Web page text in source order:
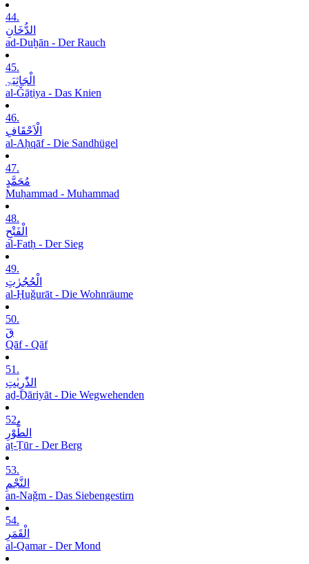
44.
الدُّخَانِ
ad-Duḫān - Der Rauch
45.
الْجَاثِیَۃِ
al-Ǧāṯiya - Das Knien
46.
الْاَحْقَافِ
al-Aḥqāf - Die Sandhügel
47.
مُحَمَّدٍ
Muḥammad - Muhammad
48.
الْفَتْحِ
al-Fatḥ - Der Sieg
49.
الْحُجُرٰتِ
al-Ḥuǧurāt - Die Wohnräume
50.
قٓ
Qāf - Qāf
51.
الذّٰرِیٰتِ
aḏ-Ḏāriyāt - Die Wegwehenden
52.
الطُّوْرِ
aṭ-Ṭūr - Der Berg
53.
النَّجْمِ
an-Naǧm - Das Siebengestirn
54.
الْقَمَرِ
al-Qamar - Der Mond